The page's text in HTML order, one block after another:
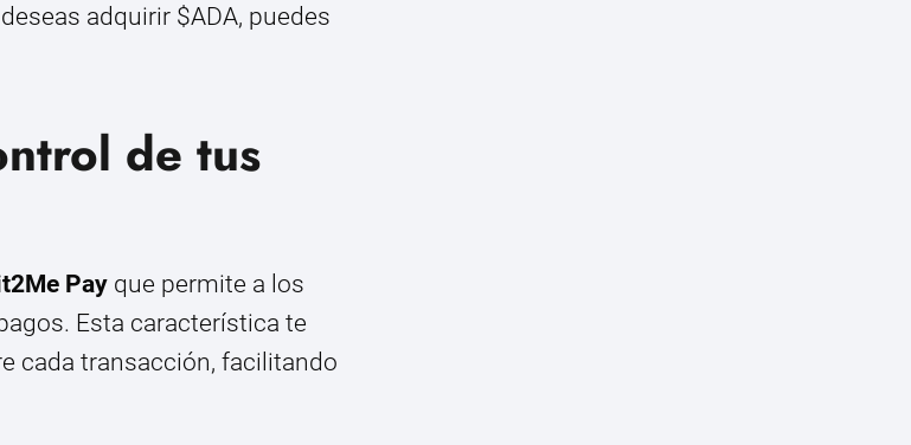
adquirir $ADA, puedes
de tus
Pay que permite a los
Esta característica te
cada transacción, facilitando